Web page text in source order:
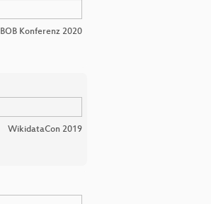
BOB Konferenz 2020
WikidataCon 2019